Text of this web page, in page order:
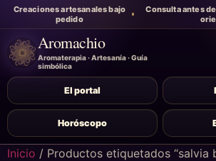
Creaciones artesanales bajo
pedido
Consulta antes
Aromachio
Aromaterapia · Artesanía · Guía
simbólica
El portal
Horóscopo
Inicio / Productos etiquetados “salvia